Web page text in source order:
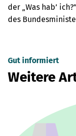
der „Was hab’
des
Gut informiert
Weitere